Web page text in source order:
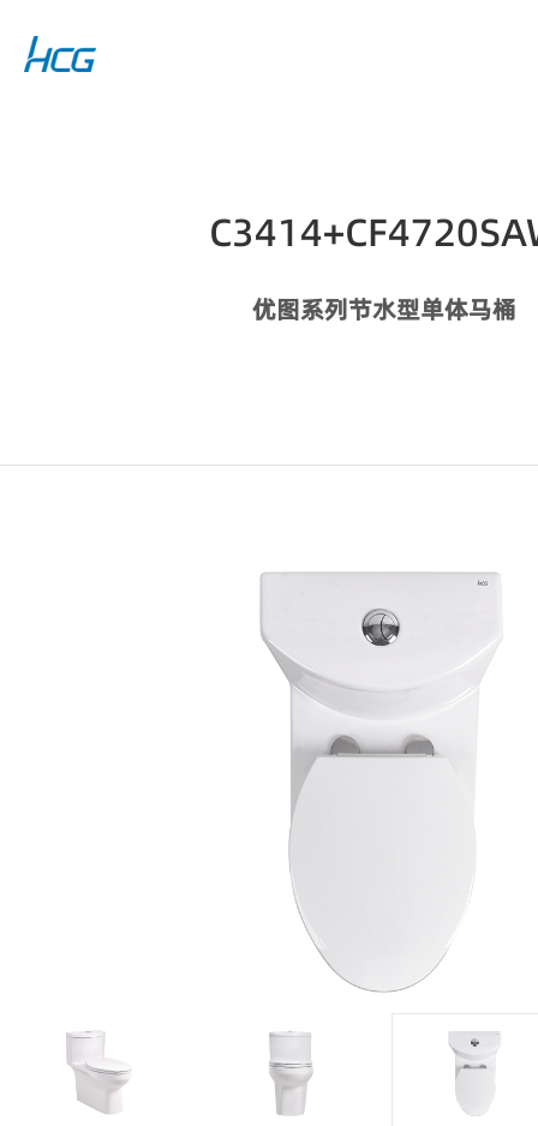
优图系列节水型单体马桶